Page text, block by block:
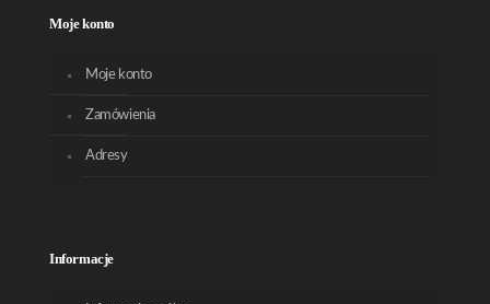
Moje konto
Moje konto
Zamówienia
Adresy
Informacje